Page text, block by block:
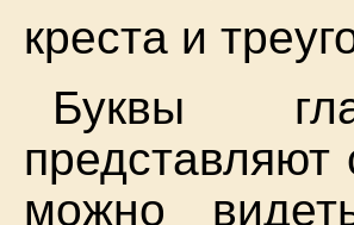
креста и
Буквы
представляют
можно